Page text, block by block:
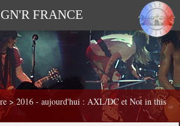
GN'R FRANCE
>2016 - aujourd'hui : AXL/DC et Not in this